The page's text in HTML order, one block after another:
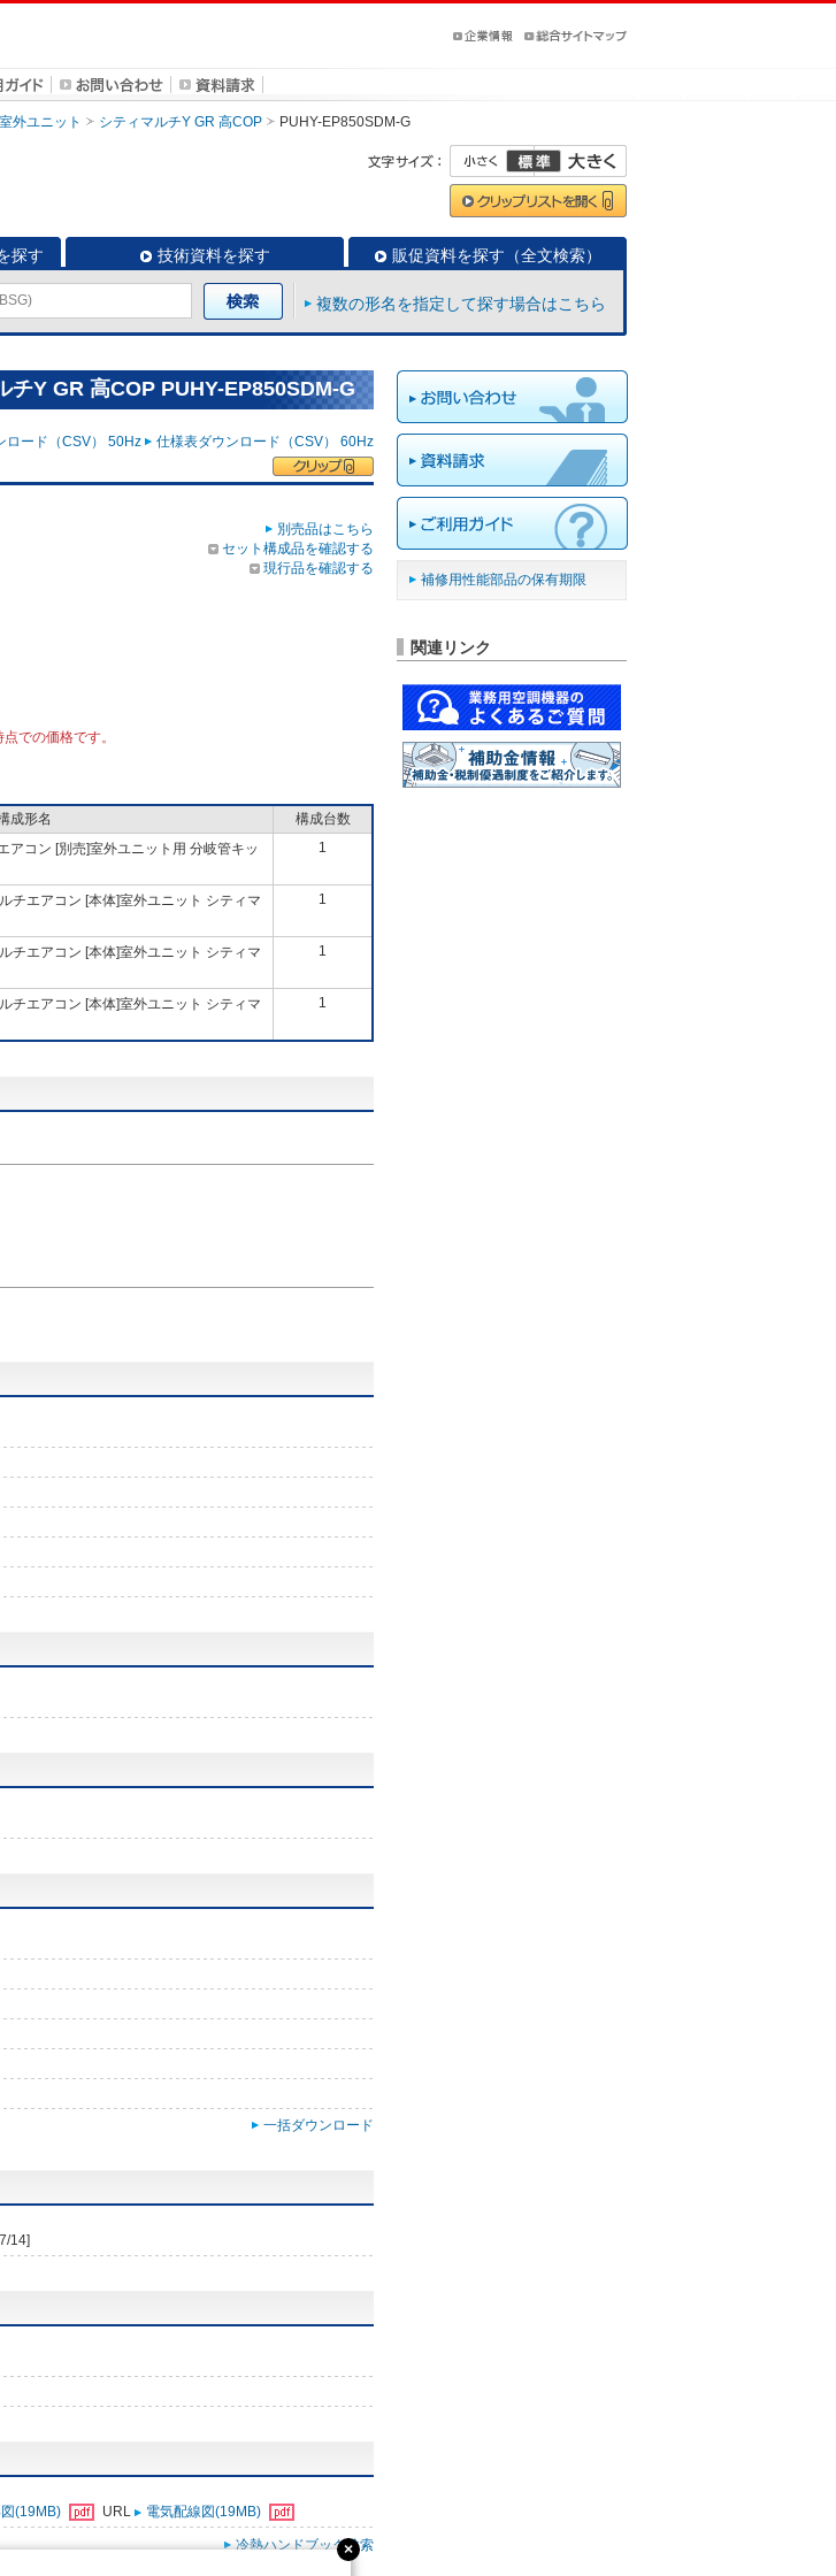
外ユニット シティマルチY GR 高COP PUHY-EP850SDM-G
探す 技術資料を探す 販促資料を探す（全文検索）
複数の形名を指定して探す場合はこちら
Y GR 高COP PUHY-EP850SDM-G
ロード（CSV） 50Hz 仕様表ダウンロード（CSV） 60Hz
別売品はこちら
セット構成品を確認する
現行品を確認する
での価格です。
成形名
構成台数
アコン [別売]室外ユニット用 分岐管キッ
1
チエアコン [本体]室外ユニット シティマ
1
チエアコン [本体]室外ユニット シティマ
1
チエアコン [本体]室外ユニット シティマ
1
一括ダウンロード
14]
(19MB) URL 電気配線図(19MB)
冷熱ハンドブック検索
補修用性能部品の保有期限
関連リンク